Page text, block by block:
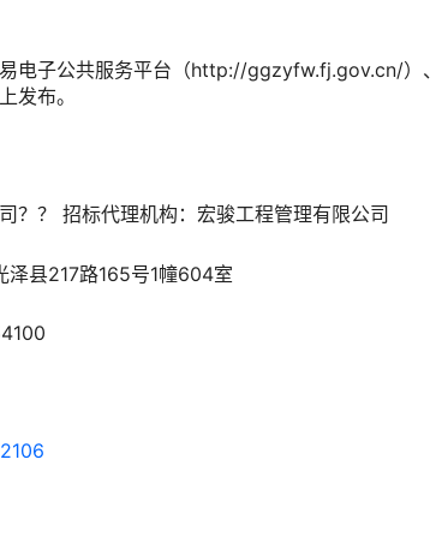
电子公共服务平台（http://ggzyfw.fj.gov.cn/）、
发布。
？？ 招标代理机构： 宏骏工程管理有限公司
泽县217路165号1幢604室